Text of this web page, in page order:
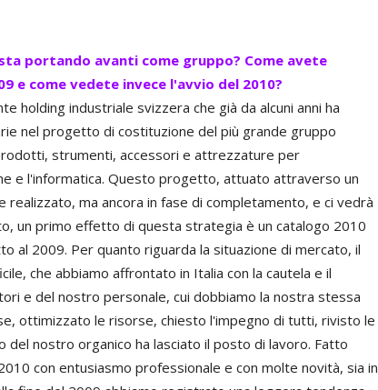
portando avanti come gruppo? Come avete
e come vedete invece l'avvio del 2010?
holding industriale svizzera che già da alcuni anni ha
nel progetto di costituzione del più grande gruppo
strumenti, accessori e attrezzature per
e l'informatica. Questo progetto, attuato attraverso un
realizzato, ma ancora in fase di completamento, e ci vedrà
un primo effetto di questa strategia è un catalogo 2010
al 2009. Per quanto riguarda la situazione di mercato, il
che abbiamo affrontato in Italia con la cautela e il
e del nostro personale, cui dobbiamo la nostra stessa
ottimizzato le risorse, chiesto l'impegno di tutti, rivisto le
nostro organico ha lasciato il posto di lavoro. Fatto
con entusiasmo professionale e con molte novità, sia in